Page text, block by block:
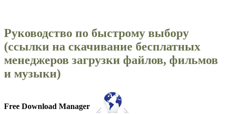
Руководство по быстрому выбору
(ссылки на скачивание бесплатных
менеджеров загрузки файлов, фильмов
и музыки)
Free Download Manager